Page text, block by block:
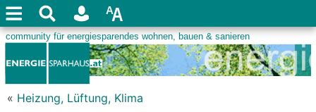
« Heizung, Lüftung, Klima